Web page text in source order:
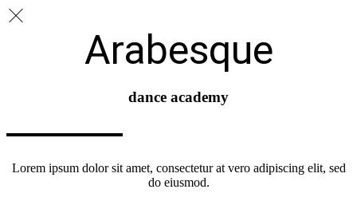
Arabesque
dance academy
Lorem ipsum dolor sit amet, consectetur at vero adipiscing elit, sed
do eiusmod.